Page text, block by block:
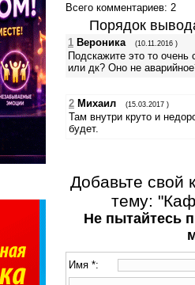
Всего комментариев: 2
Порядок
1 Вероника (10.11.2016 )
Подскажите это то
или дк? Оно не
2 Михаил (15.03.2017 )
Там внутри круто и
будет.
Добавьте свой
тему:
Не пытайтесь
Имя *: